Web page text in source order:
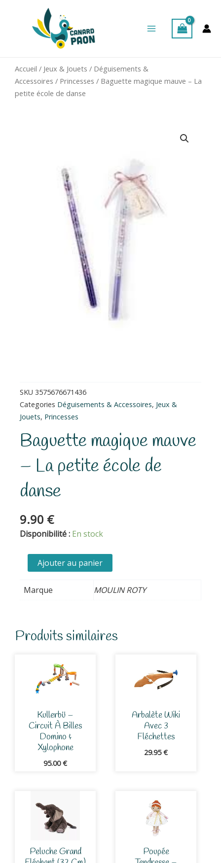
Menu
Accueil / Jeux & Jouets / Déguisements &
Accessoires / Princesses / Baguette magique mauve – La
petite école de danse
SKU 3575676671436
Categories Déguisements & Accessoires, Jeux &
Jouets, Princesses
Baguette magique mauve
– La petite école de
danse
9.90 €
Disponibilité : En stock
quantité
Baguette
magique
école
Ajouter au panier
Marque MOULIN ROTY
Produits similaires
Kullerbü –
Circuit À Billes
Domino &
Xylophone
95.00€
Arbalète Wiki
Avec 3
Fléchettes
29.95€
Peluche Grand
Poupée